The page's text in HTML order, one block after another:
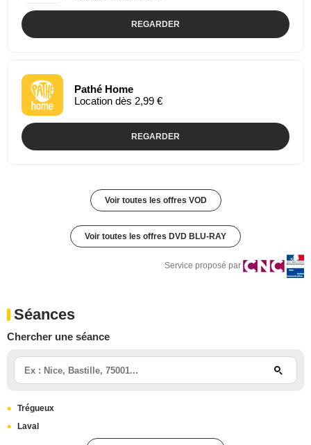
REGARDER
Pathé Home
Location dès 2,99 €
REGARDER
Voir toutes les offres VOD
Voir toutes les offres DVD BLU-RAY
Service proposé par
Séances
Chercher une séance
Trégueux
Laval